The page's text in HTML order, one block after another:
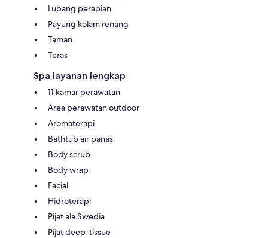
Lubang perapian
Payung kolam renang
Taman
Teras
Spa layanan lengkap
11 kamar perawatan
Area perawatan outdoor
Aromaterapi
Bathtub air panas
Body scrub
Body wrap
Facial
Hidroterapi
Pijat ala Swedia
Pijat deep-tissue